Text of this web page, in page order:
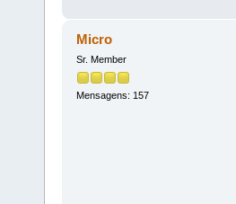
Micro
Sr. Member
Mensagens: 157